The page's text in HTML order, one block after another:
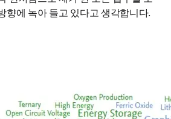
향에 녹아 들고 있다고 생각합니다.